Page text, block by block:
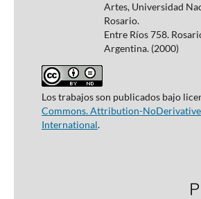
Artes, Universidad
Rosario.
Entre Ríos 758.
Argentina. (2000)
Los trabajos son publicados bajo
Commons. Attribution-
International.